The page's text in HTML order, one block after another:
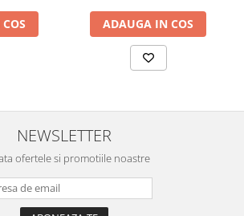
ADAUGA IN COS
NEWSLETTER
ofertele si promotiile noastre